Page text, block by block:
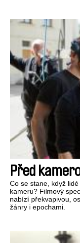
Před
Co se stane, když
kameru? Filmový
nabízí překvapivou,
žánry i epochami.